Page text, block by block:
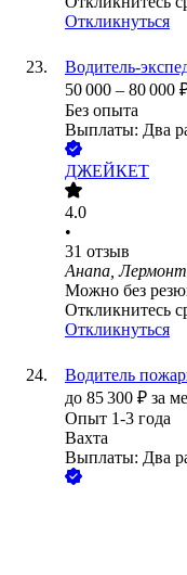
Откликнуться
Водитель-
50 000 – 80 000
Без опыта
Выплаты: Два
ДЖЕЙКЕТ
4.0
•
31 отзыв
Анапа,
Можно без
Откликнитесь
Откликнуться
Водитель
до 85 300 ₽ за
Опыт 1-3 года
Вахта
Выплаты: Два